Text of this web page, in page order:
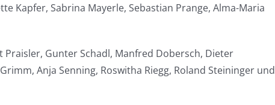
Kapfer, Sabrina Mayerle, Sebastian Prange, Alma-Maria
Gunter Schadl, Manfred Dobersch, Dieter
Anja Senning, Roswitha Riegg, Roland Steininger und